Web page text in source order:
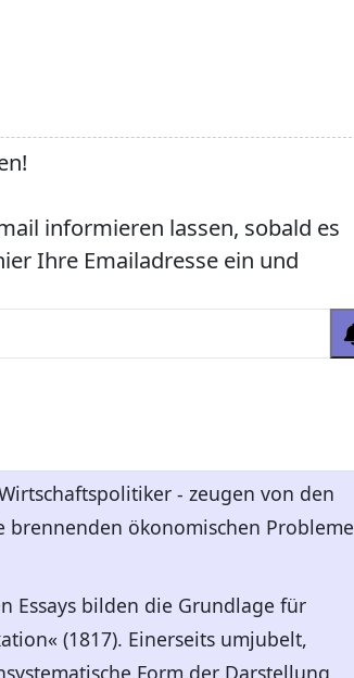
informieren lassen, sobald es
Ihre Emailadresse ein und
- zeugen von den
ökonomischen Probleme
Essays bilden die Grundlage für
(1817). Einerseits umjubelt,
Form der Darstellung